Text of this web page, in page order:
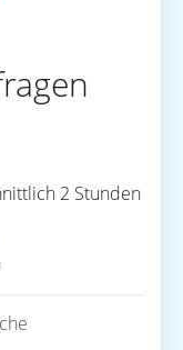
2 Stunden